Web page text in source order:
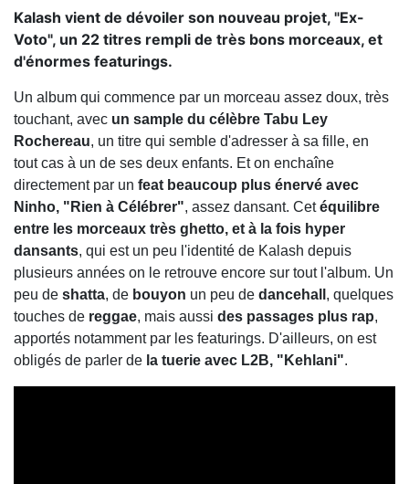
Kalash vient de dévoiler son nouveau projet, "Ex-
Voto", un 22 titres rempli de très bons morceaux, et
d'énormes featurings.
Un album qui commence par un morceau assez doux, très
touchant, avec un sample du célèbre Tabu Ley
Rochereau, un titre qui semble d'adresser à sa fille, en
tout cas à un de ses deux enfants. Et on enchaîne
directement par un feat beaucoup plus énervé avec
Ninho, "Rien à Célébrer", assez dansant. Cetéquilibre
entre les morceaux très ghetto, et à la fois hyper
dansants, qui est un peu l'identité de Kalash depuis
plusieurs années on le retrouve encore sur tout l'album. Un
peu de shatta, de bouyon un peu de dancehall , quelques
touches de reggae, mais aussi des passages plus rap,
apportés notamment par les featurings. D'ailleurs, on est
obligés de parler de la tuerie avec L2B, "Kehlani".